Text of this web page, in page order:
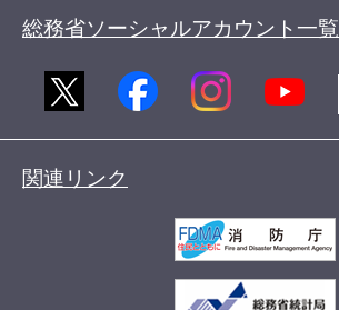
総務省ソーシャルアカウント一覧
関連リンク